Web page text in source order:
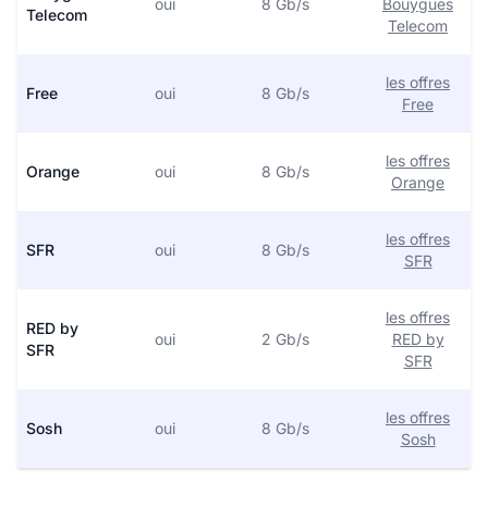
Telecom
oui 8 Gb/s
Bouygues
Telecom
Free oui 8 Gb/s
les offres
Free
Orange oui 8 Gb/s
les offres
Orange
SFR oui 8 Gb/s
les offres
SFR
RED by
SFR
oui 2 Gb/s
les offres
RED by
SFR
Sosh oui 8 Gb/s
les offres
Sosh